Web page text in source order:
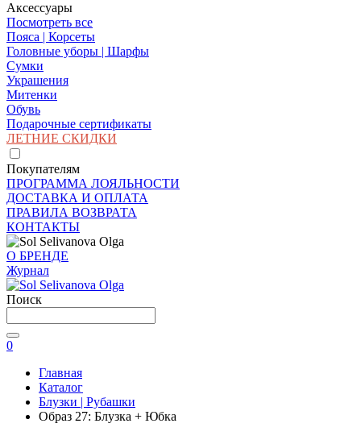
Аксессуары
Посмотреть все
Пояса | Корсеты
Головные уборы | Шарфы
Сумки
Украшения
Митенки
Обувь
Подарочные сертификаты
ЛЕТНИЕ СКИДКИ
Покупателям
ПРОГРАММА ЛОЯЛЬНОСТИ
ДОСТАВКА И ОПЛАТА
ПРАВИЛА ВОЗВРАТА
КОНТАКТЫ
О БРЕНДЕ
Журнал
Поиск
0
Главная
Каталог
Блузки | Рубашки
Образ 27: Блузка + Юбка